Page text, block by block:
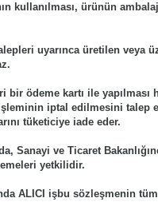
kullanılması, ürünün
uyarınca üretilen veya
bir ödeme kartı ile yapılması
işleminin iptal edilmesini
tüketiciye iade eder.
Sanayi ve Ticaret
yetkilidir.
ALICI işbu sözleşmenin tüm